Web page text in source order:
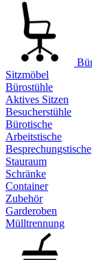
Sitzmöbel
Bürostühle
Aktives Sitzen
Besucherstühle
Bürotische
Arbeitstische
Besprechungstische
Stauraum
Schränke
Container
Zubehör
Garderoben
Mülltrennung